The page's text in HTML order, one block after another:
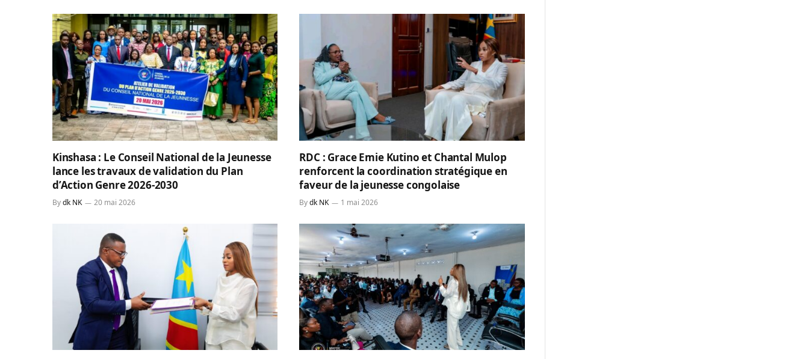
Kinshasa : Le Conseil National de la Jeunesse
lance les travaux de validation du Plan
d’Action Genre 2026-2030
Bydk NK 20 mai 2026
RDC : Grace Emie Kutino et Chantal Mulop
renforcent la coordination stratégique en
faveur de la jeunesse congolaise
By dk NK 1 mai 2026